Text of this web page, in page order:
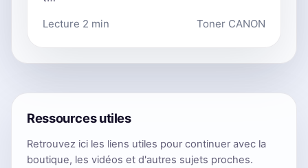
Lecture 2 min Toner CANON
Ressources utiles
Retrouvez ici les liens utiles pour continuer avec la
boutique, les vidéos et d'autres sujets proches.